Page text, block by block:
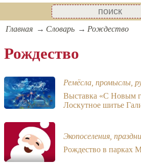
Главная Словарь Рождество
Рождество
Ремёсла, промыслы,
Выставка «С Новым
Лоскутное шитье
Экопоселения,
Рождество в парках